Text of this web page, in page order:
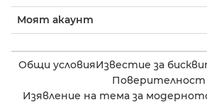
Моят акаунт
Общи условияИзвестие за
Поверителност
Изявление на тема за